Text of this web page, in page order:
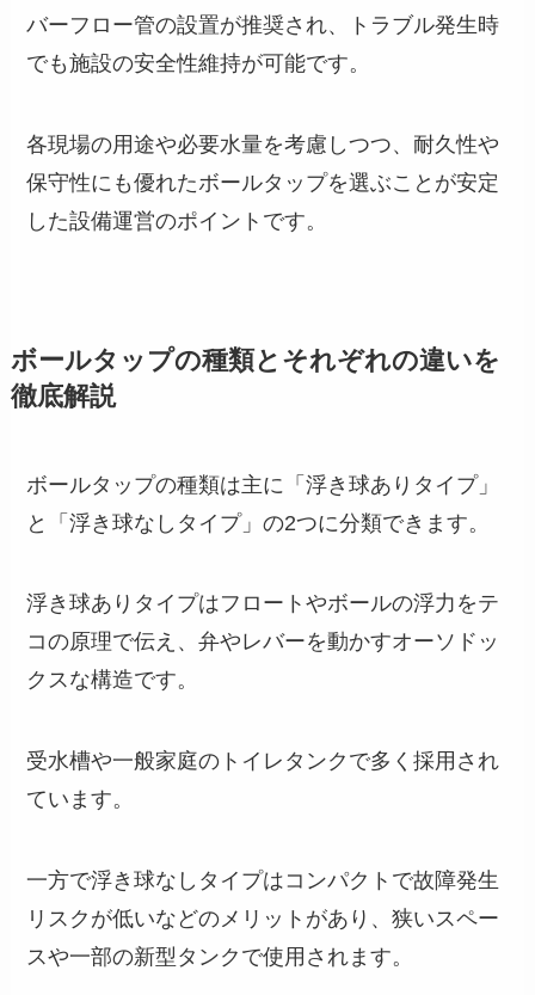
バーフロー管の設置が推奨され、トラブル発生時
でも施設の安全性維持が可能です。
各現場の用途や必要水量を考慮しつつ、耐久性や
保守性にも優れたボールタップを選ぶことが安定
した設備運営のポイントです。
ボールタップの種類とそれぞれの違いを
徹底解説
ボールタップの種類は主に「浮き球ありタイプ」
と「浮き球なしタイプ」の2つに分類できます。
浮き球ありタイプはフロートやボールの浮力をテ
コの原理で伝え、弁やレバーを動かすオーソドッ
クスな構造です。
受水槽や一般家庭のトイレタンクで多く採用され
ています。
一方で浮き球なしタイプはコンパクトで故障発生
リスクが低いなどのメリットがあり、狭いスペー
スや一部の新型タンクで使用されます。